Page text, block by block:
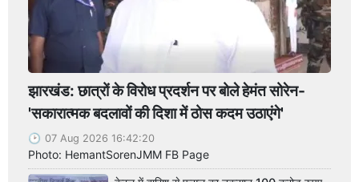
झारखंड: छात्रों के विरोध प्रदर्शन पर बोले हेमंत सोरेन-
'सकारात्मक बदलावों की दिशा में ठोस कदम उठाएंगे'
07 Aug 2026 16:42:20
Photo: HemantSorenJMM FB Page